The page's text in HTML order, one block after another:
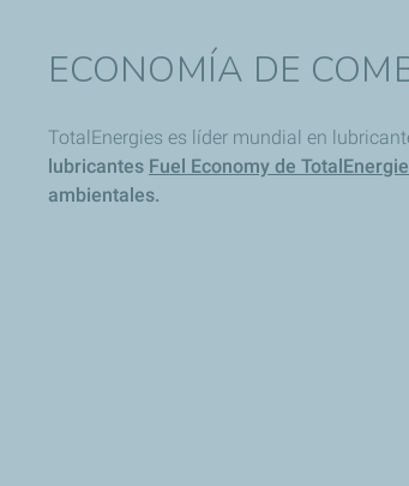
ECONOMÍA DE
TotalEnergies es líder mundial en
lubricantes Fuel Economy de
ambientales.